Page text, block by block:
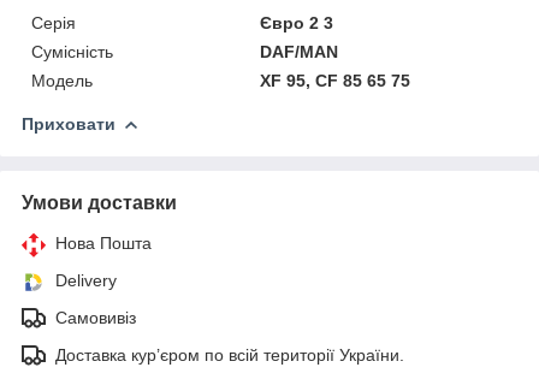
Серія
Євро 2 3
Сумісність
DAF/MAN
Мoдель
XF 95, CF 85 65 75
Приховати
Умови доставки
Нова Пошта
Delivery
Самовивіз
Доставка кур’єром по всій території України.